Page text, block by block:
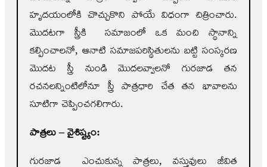
హృదయంలోకి చొచ్చుకొని పోయే విధంగా చిత్రించారు.
మొదటగా స్త్రీకి సమాజంలో ఒక మంచి స్థానాన్ని
కల్పించాలనో, ఆనాటి సమాజపరిస్థితులను బట్టి సంస్కరణ
మొదట స్త్రీ నుండి మొదలవ్వాలనో గురజాడ తన
రచనలన్నింటిలోనూ స్త్రీ పాత్రధారి చేత తన భావాలను
సూటిగా చెప్పించగలిగారు.
పాత్రలు – వైశిష్ట్యం:
గురజాడ ఎంచుకున్న పాత్రలు, వస్తువులు జీవిత